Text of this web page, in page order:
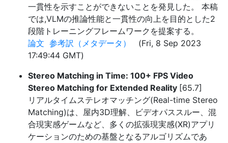
一貫性を示すことができないことを発見した。 本稿
では,VLMの推論性能と一貫性の向上を目的とした2
段階トレーニングフレームワークを提案する。
論文 参考訳（メタデータ）
(Fri, 8 Sep 2023
17:49:44 GMT)
Stereo Matching in Time: 100+ FPS Video
Stereo Matching for Extended Reality [65.7]
リアルタイムステレオマッチング(Real-time Stereo
Matching)は、屋内3D理解、ビデオパススルー、混
合現実感ゲームなど、多くの拡張現実感(XR)アプリ
ケーションのための基盤となるアルゴリズムであ